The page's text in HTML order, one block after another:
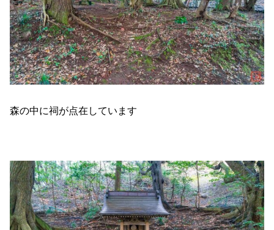
森の中に祠が点在しています